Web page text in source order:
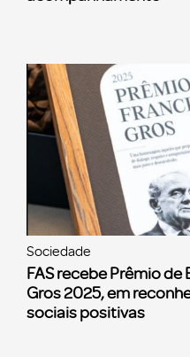
Sociedade
FAS recebe Prêmio
Gros 2025, em
sociais positivas